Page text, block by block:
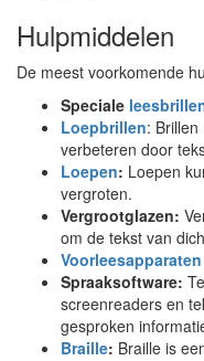
Hulpmiddelen
De meest voorkomende
Speciale
Loepbrillen:
verbeteren door
Loepen: Loepen
vergroten.
Vergrootglazen:
om de tekst van
Voorleesapparaten
Spraaksoftware:
screenreaders en
gesproken
Braille: Braille is